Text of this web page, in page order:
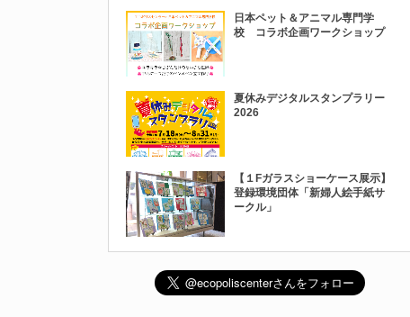
日本ペット＆アニマル専門学
校 コラボ企画ワークショップ
夏休みデジタルスタンプラリー
2026
【１Fガラスショーケース展示】
登録環境団体「新婦人絵手紙サ
ークル」